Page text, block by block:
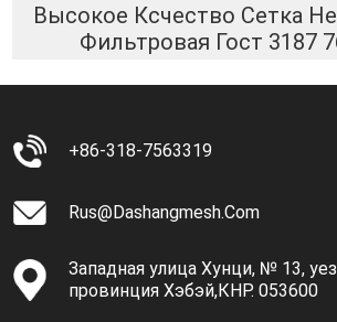
Высокое Ксчество Сетка
Фильтровая Гост 3187
+86-318-7563319
Rus@dashangmesh.com
Западная улица Хунци, № 13,
провинция Хэбэй,КНР. 053600